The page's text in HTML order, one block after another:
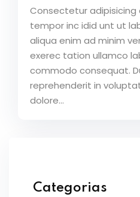
Consectetur adipisicing
tempor inc idid unt ut
aliqua enim ad minim
exerec tation ullamco
commodo consequat.
reprehenderit in
dolore...
Categorias